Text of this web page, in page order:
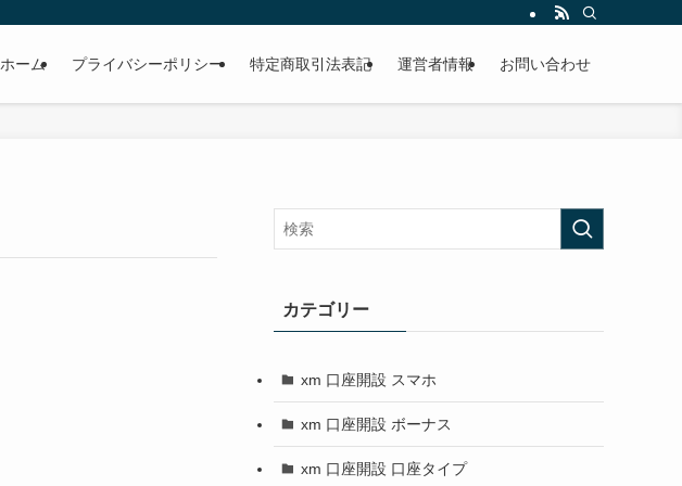
ホーム プライバシーポリシー 特定商取引法表記 運営者情報 お問い合わせ
カテゴリー
xm 口座開設 スマホ
xm 口座開設 ボーナス
xm 口座開設 口座タイプ